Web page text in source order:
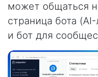
может общаться
страница бота
и бот для